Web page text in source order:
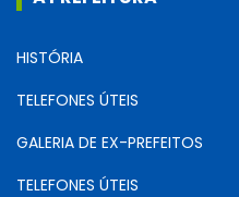
HISTÓRIA
TELEFONES ÚTEIS
GALERIA DE EX-PREFEITOS
TELEFONES ÚTEIS